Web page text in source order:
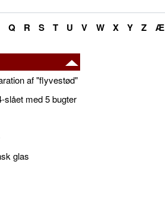
Q R S T U V W X Y Z Æ
af "flyvestød"
slået med 5 bugter
glas